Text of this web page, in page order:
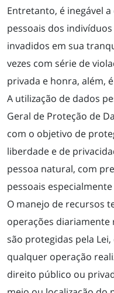
Entretanto, é inegável
pessoais dos
invadidos em sua
vezes com série de
privada e honra, além,
A utilização de dados
Geral de Proteção de
com o objetivo de
liberdade e de
pessoa natural, com
pessoais
O manejo de recursos
operações
são protegidas pela
qualquer operação
direito público ou